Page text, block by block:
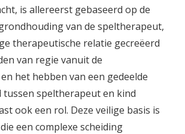
is allereerst gebaseerd op de
van de speltherapeut,
therapeutische relatie gecreëerd
van regie vanuit de
het hebben van een gedeelde
speltherapeut en kind
ook een rol. Deze veilige basis is
een complexe scheiding